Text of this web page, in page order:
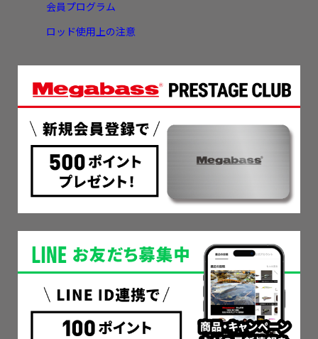
会員プログラム
ロッド使用上の注意